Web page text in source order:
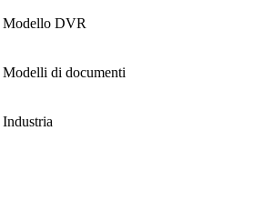
Modello DVR
Modelli di documenti
Industria